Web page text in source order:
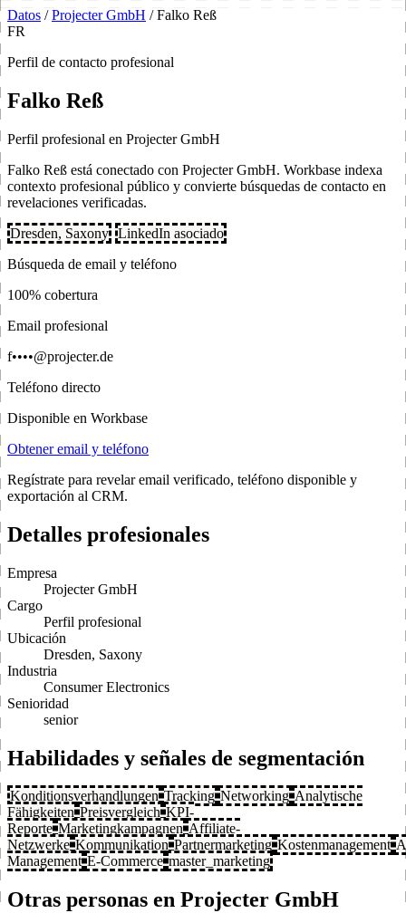
Datos / Projecter GmbH / Falko Reß
FR
Perfil de contacto profesional
Falko Reß
Perfil profesional en Projecter GmbH
Falko Reß está conectado con Projecter GmbH. Workbase indexa
contexto profesional público y convierte búsquedas de contacto en
revelaciones verificadas.
Dresden, Saxony LinkedIn asociado
Búsqueda de email y teléfono
100% cobertura
Email profesional
f••••@projecter.de
Teléfono directo
Disponible en Workbase
Obtener email y teléfono
Regístrate para revelar email verificado, teléfono disponible y
exportación al CRM.
Detalles profesionales
Empresa
Projecter GmbH
Cargo
Perfil profesional
Ubicación
Dresden, Saxony
Industria
Consumer Electronics
Senioridad
senior
Habilidades y señales de segmentación
Konditionsverhandlungen Tracking Networking Analytische
Fähigkeiten Preisvergleich KPI-
Reporte Marketingkampagnen Affiliate-
Netzwerke Kommunikation Partnermarketing Kostenmanagement
Management E-Commerce master_marketing
Otras personas en Projecter GmbH